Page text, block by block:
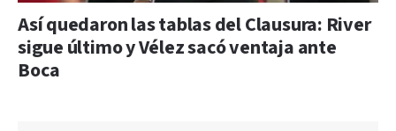
Así quedaron las tablas del Clausura: River
sigue último y Vélez sacó ventaja ante
Boca